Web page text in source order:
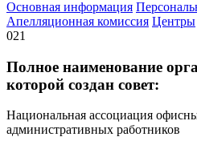
Основная информация
Апелляционная комиссия Центры
021
Полное наименование
которой создан совет:
Национальная ассоциация
административных работников